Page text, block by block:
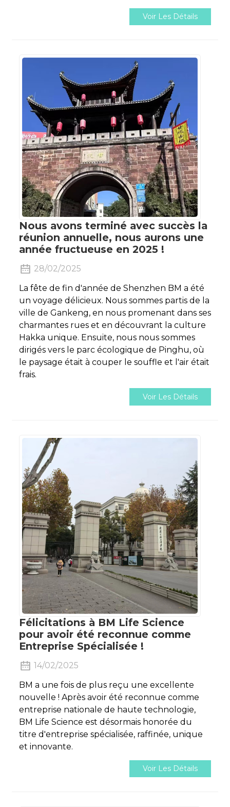
Voir Les Détails
Nous avons terminé avec succès la
réunion annuelle, nous aurons une
année fructueuse en 2025 !
28/02/2025
La fête de fin d'année de Shenzhen BM a été
un voyage délicieux. Nous sommes partis de la
ville de Gankeng, en nous promenant dans ses
charmantes rues et en découvrant la culture
Hakka unique. Ensuite, nous nous sommes
dirigés vers le parc écologique de Pinghu, où
le paysage était à couper le souffle et l'air était
frais.
Voir Les Détails
Félicitations à BM Life Science
pour avoir été reconnue comme
Entreprise Spécialisée !
14/02/2025
BM a une fois de plus reçu une excellente
nouvelle ! Après avoir été reconnue comme
entreprise nationale de haute technologie,
BM Life Science est désormais honorée du
titre d'entreprise spécialisée, raffinée, unique
et innovante.
Voir Les Détails